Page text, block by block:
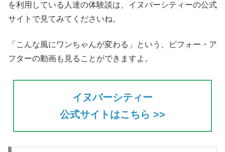
を利用している人達の体験談は、イヌバーシティーの公式
サイトで見てみてくださいね。
「こんな風にワンちゃんが変わる」という、ビフォー・ア
フターの動画も見ることができますよ。
イヌバーシティー
公式サイトはこちら >>